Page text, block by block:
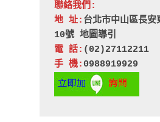
聯絡我們:
地 址: 台北市中山區長
10號 地圖導引
電 話: (02)27112211
手 機: 0988919929